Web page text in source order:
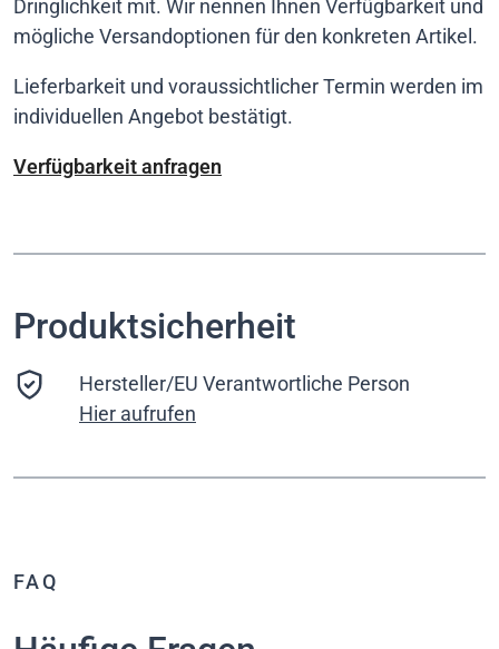
Dringlichkeit mit. Wir nennen Ihnen Verfügbarkeit und
mögliche Versandoptionen für den konkreten Artikel.
Lieferbarkeit und voraussichtlicher Termin werden im
individuellen Angebot bestätigt.
Verfügbarkeit anfragen
Produktsicherheit
Hersteller/EU Verantwortliche Person
Hier aufrufen
FAQ